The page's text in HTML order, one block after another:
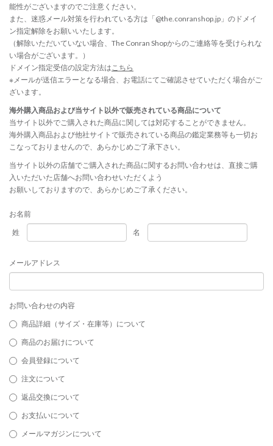
能性がございますのでご注意ください。
また、迷惑メール対策を行われている方は「@the.conranshop.jp」のドメイ
ン指定解除をお願いいたします。
（解除いただいていない場合、The Conran Shopからのご連絡等を受けられな
い場合がございます。）
ドメイン指定受信の設定方法はこちら
※メールが送信エラーとなる場合、お電話にてご確認させていただく場合がご
ざいます。
海外購入商品および当サイト以外で販売されている商品について
当サイト以外でご購入された商品に関しては対応することができません。
海外購入商品および他社サイトで販売されている商品の鑑定業務等も一切お
こなっておりませんので、あらかじめご了承下さい。
当サイト以外の店舗でご購入された商品に関するお問い合わせは、直接ご購
入いただいた店舗へお問い合わせいただくよう
お願いしておりますので、あらかじめご了承ください。
お名前
姓
名
メールアドレス
お問い合わせの内容
商品詳細（サイズ・在庫等）について
商品のお届けについて
会員登録について
注文について
返品交換について
お支払いについて
メールマガジンについて